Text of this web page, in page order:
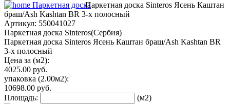
Паркетная доскаПаркетная доска Sinteros Ясень Каштан
браш/Ash Kashtan BR 3-х полосный
Артикул: 550041027
Паркетная доска Sinteros(Сербия)
Паркетная доска Sinteros Ясень Каштан браш/Ash Kashtan BR
3-х полосный
Цена за (м2):
4025.00 руб.
упаковка (2.00м2):
10698.00 руб.
Площадь:
(м2)